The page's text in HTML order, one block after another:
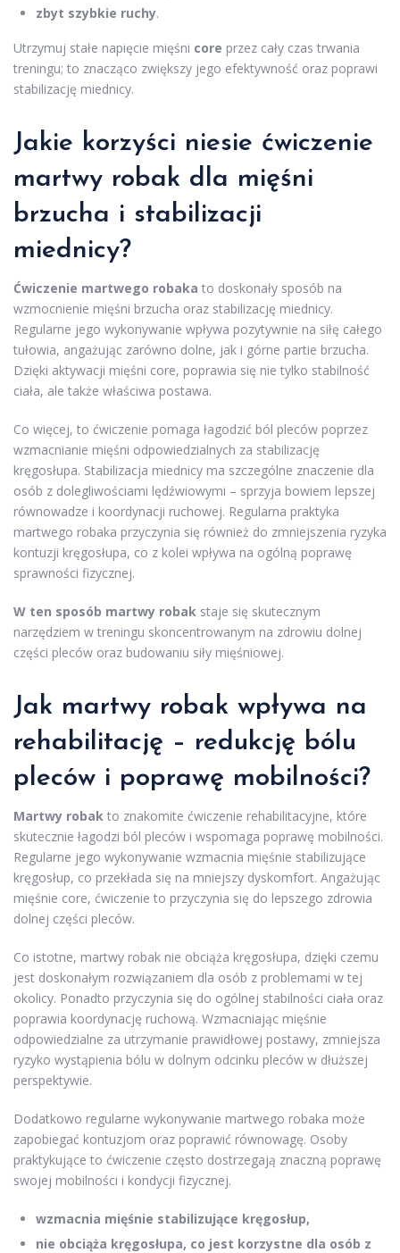
zbyt szybkie ruchy.
Utrzymuj stałe napięcie mięśni core przez cały czas trwania
treningu; to znacząco zwiększy jego efektywność oraz poprawi
stabilizację miednicy.
Jakie korzyści niesie ćwiczenie
martwy robak dla mięśni
brzucha i stabilizacji
miednicy?
Ćwiczenie martwego robaka to doskonały sposób na
wzmocnienie mięśni brzucha oraz stabilizację miednicy.
Regularne jego wykonywanie wpływa pozytywnie na siłę całego
tułowia, angażując zarówno dolne, jak i górne partie brzucha.
Dzięki aktywacji mięśni core, poprawia się nie tylko stabilność
ciała, ale także właściwa postawa.
Co więcej, to ćwiczenie pomaga łagodzić ból pleców poprzez
wzmacnianie mięśni odpowiedzialnych za stabilizację
kręgosłupa. Stabilizacja miednicy ma szczególne znaczenie dla
osób z dolegliwościami lędźwiowymi – sprzyja bowiem lepszej
równowadze i koordynacji ruchowej. Regularna praktyka
martwego robaka przyczynia się również do zmniejszenia ryzyka
kontuzji kręgosłupa, co z kolei wpływa na ogólną poprawę
sprawności fizycznej.
W ten sposób martwy robak staje się skutecznym
narzędziem w treningu skoncentrowanym na zdrowiu dolnej
części pleców oraz budowaniu siły mięśniowej.
Jak martwy robak wpływa na
rehabilitację – redukcję bólu
pleców i poprawę mobilności?
Martwy robak to znakomite ćwiczenie rehabilitacyjne, które
skutecznie łagodzi ból pleców i wspomaga poprawę mobilności.
Regularne jego wykonywanie wzmacnia mięśnie stabilizujące
kręgosłup, co przekłada się na mniejszy dyskomfort. Angażując
mięśnie core, ćwiczenie to przyczynia się do lepszego zdrowia
dolnej części pleców.
Co istotne, martwy robak nie obciąża kręgosłupa, dzięki czemu
jest doskonałym rozwiązaniem dla osób z problemami w tej
okolicy. Ponadto przyczynia się do ogólnej stabilności ciała oraz
poprawia koordynację ruchową. Wzmacniając mięśnie
odpowiedzialne za utrzymanie prawidłowej postawy, zmniejsza
ryzyko wystąpienia bólu w dolnym odcinku pleców w dłuższej
perspektywie.
Dodatkowo regularne wykonywanie martwego robaka może
zapobiegać kontuzjom oraz poprawić równowagę. Osoby
praktykujące to ćwiczenie często dostrzegają znaczną poprawę
swojej mobilności i kondycji fizycznej.
wzmacnia mięśnie stabilizujące kręgosłup,
nie obciąża kręgosłupa, co jest korzystne dla osób z